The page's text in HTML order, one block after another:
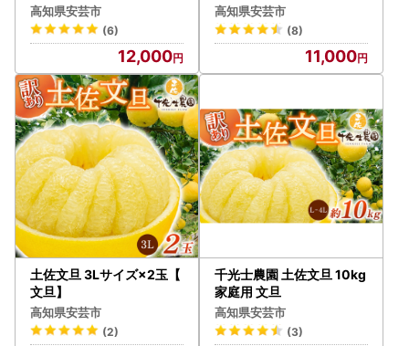
高知県安芸市
(6)
12,000
高知県安芸市
(8)
11,000
土佐文旦 3Lサイズ×2玉【
文旦】
高知県安芸市
(2)
千光士農園 土佐文旦 10kg
家庭用 文旦
高知県安芸市
(3)